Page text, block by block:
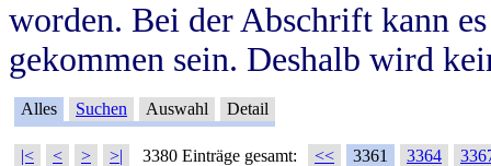
worden. Bei der Abschrift kann
gekommen sein. Deshalb wird
Alles Suchen Auswahl Detail
|< < > >| 3380 Einträge gesamt: << 3361 3364